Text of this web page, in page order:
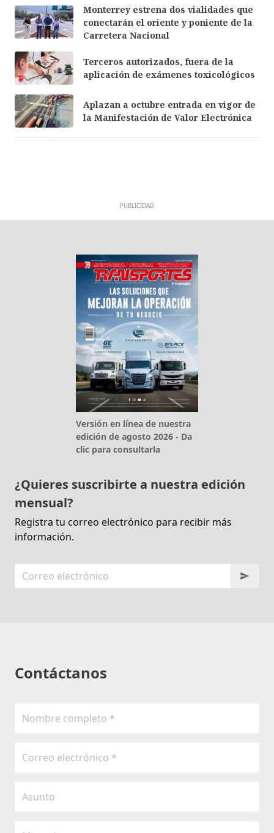
Monterrey estrena dos vialidades que
conectarán el oriente y poniente de la
Carretera Nacional
Terceros autorizados, fuera de la
aplicación de exámenes toxicológicos
Aplazan a octubre entrada en vigor de
la Manifestación de Valor Electrónica
PUBLICIDAD
Versión en línea de nuestra
edición de agosto 2026 - Da
clic para consultarla
¿Quieres suscribirte a nuestra edición
mensual?
Registra tu correo electrónico para recibir más
información.
Contáctanos